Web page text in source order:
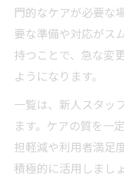
門的なケアが必要な
要な準備や対応がス
持つことで、急な変
ようになります。
一覧は、新人スタッ
ます。ケアの質を一
担軽減や利用者満足
積極的に活用しましょ